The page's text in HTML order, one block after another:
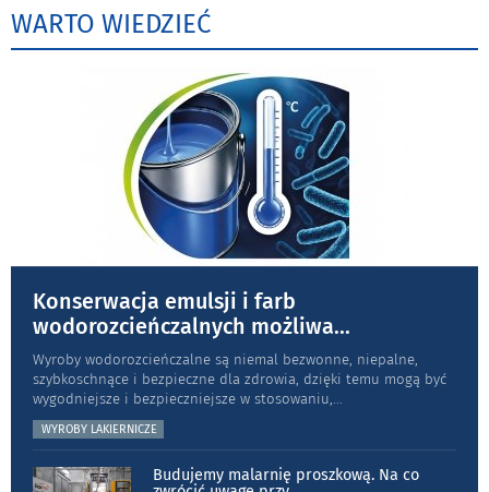
WARTO WIEDZIEĆ
Konserwacja emulsji i farb
wodorozcieńczalnych możliwa...
Wyroby wodorozcieńczalne są niemal bezwonne, niepalne,
szybkoschnące i bezpieczne dla zdrowia, dzięki temu mogą być
wygodniejsze i bezpieczniejsze w stosowaniu,...
WYROBY LAKIERNICZE
Budujemy malarnię proszkową. Na co